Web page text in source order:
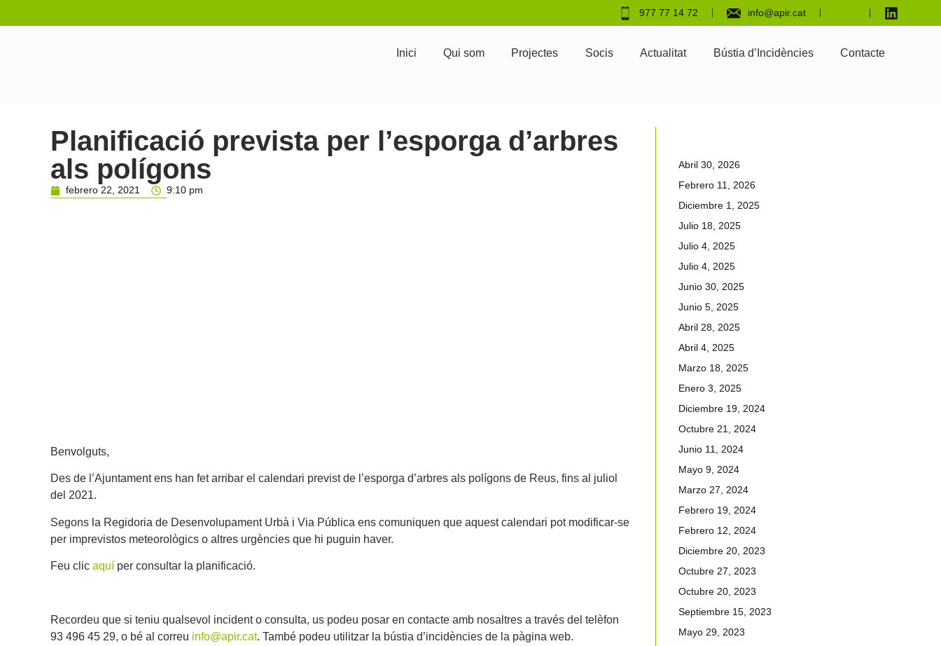
977 77 14 72 info@apir.cat
Inici Qui som Projectes Socis Actualitat Bústia d’Incidències Contacte
Planificació prevista per l’esporga d’arbres
als polígons
febrero 22, 2021 9:10 pm
Benvolguts,
Des de l’Ajuntament ens han fet arribar el calendari previst de l’esporga d’arbres als polígons de Reus, fins al juliol
del 2021.
Segons la Regidoria de Desenvolupament Urbà i Via Pública ens comuniquen que aquest calendari pot modificar-se
per imprevistos meteorològics o altres urgències que hi puguin haver.
Feu clic aquí per consultar la planificació.
Recordeu que si teniu qualsevol incident o consulta, us podeu posar en contacte amb nosaltres a través del telèfon
93 496 45 29, o bé al correu info@apir.cat. També podeu utilitzar la bústia d’incidències de la pàgina web.
Abril 30, 2026
Febrero 11, 2026
Diciembre 1, 2025
Julio 18, 2025
Julio 4, 2025
Julio 4, 2025
Junio 30, 2025
Junio 5, 2025
Abril 28, 2025
Abril 4, 2025
Marzo 18, 2025
Enero 3, 2025
Diciembre 19, 2024
Octubre 21, 2024
Junio 11, 2024
Mayo 9, 2024
Marzo 27, 2024
Febrero 19, 2024
Febrero 12, 2024
Diciembre 20, 2023
Octubre 27, 2023
Octubre 20, 2023
Septiembre 15, 2023
Mayo 29, 2023